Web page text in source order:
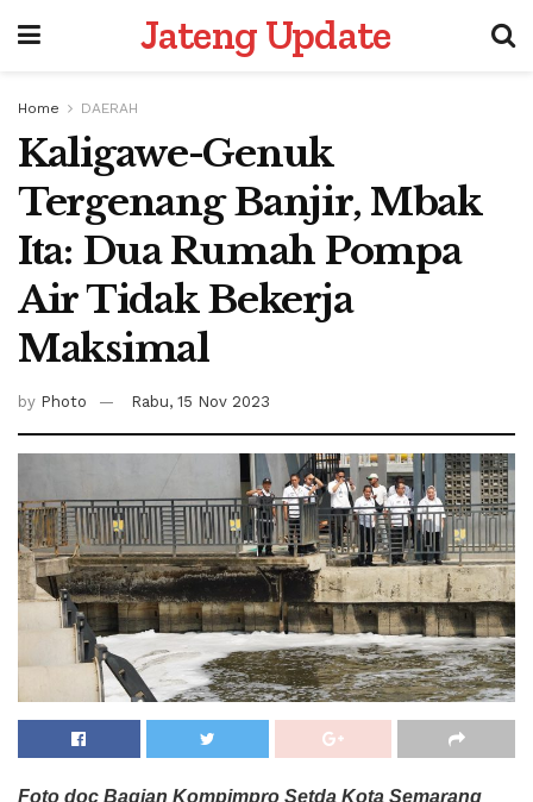
Jateng Update
Home DAERAH
Kaligawe-Genuk
Tergenang Banjir, Mbak
Ita: Dua Rumah Pompa
Air Tidak Bekerja
Maksimal
by Photo Rabu, 15 Nov 2023
Foto doc Bagian Kompimpro Setda Kota Semarang